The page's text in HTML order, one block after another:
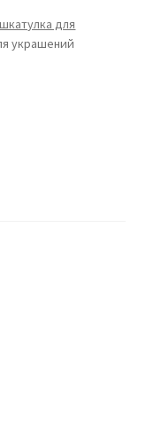
для
украшений